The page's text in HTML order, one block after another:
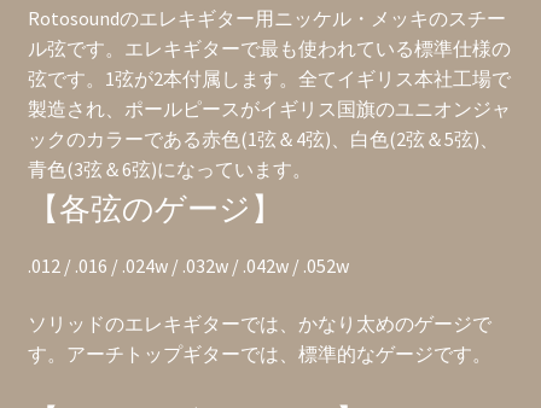
(イ
ギ
リ
ス
製)
個
Rotosoundのエレキギター用ニッケル・メッキのスチー
ル弦です。エレキギターで最も使われている標準仕様の
弦です。1弦が2本付属します。全てイギリス本社工場で
製造され、ポールピースがイギリス国旗のユニオンジャ
ックのカラーである赤色(1弦＆4弦)、白色(2弦＆5弦)、
青色(3弦＆6弦)になっています。
【各弦のゲージ】
.012 / .016 / .024w / .032w / .042w / .052w
ソリッドのエレキギターでは、かなり太めのゲージで
す。アーチトップギターでは、標準的なゲージです。